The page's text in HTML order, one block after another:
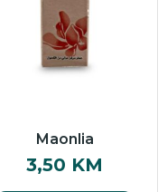
Maonlia
3,50 KM